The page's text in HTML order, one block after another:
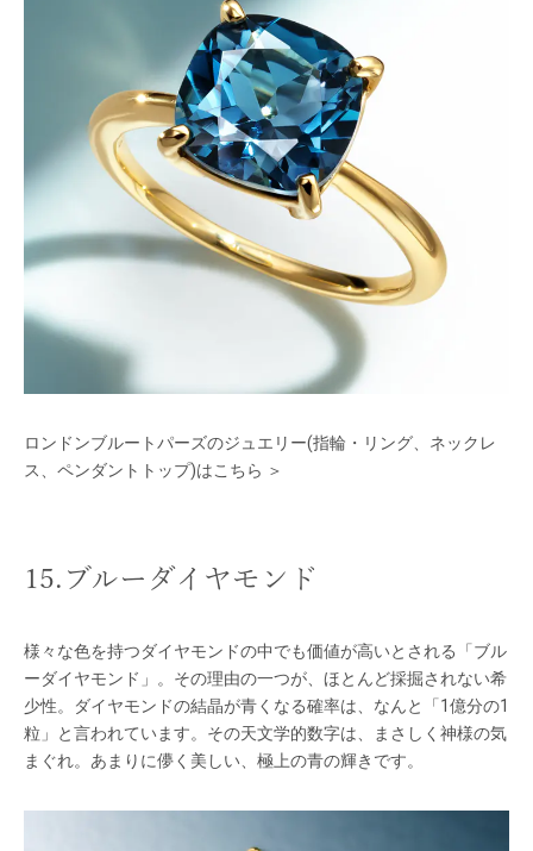
ロンドンブルートパーズのジュエリー(指輪・リング、ネックレ
ス、ペンダントトップ)はこちら ＞
15.ブルーダイヤモンド
様々な色を持つダイヤモンドの中でも価値が高いとされる「ブル
ーダイヤモンド」。その理由の一つが、ほとんど採掘されない希
少性。ダイヤモンドの結晶が青くなる確率は、なんと「1億分の1
粒」と言われています。その天文学的数字は、まさしく神様の気
まぐれ。あまりに儚く美しい、極上の青の輝きです。